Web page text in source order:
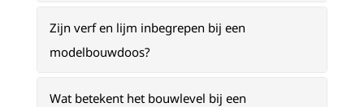
Zijn verf en lijm inbegrepen bij een
modelbouwdoos?
Wat betekent het bouwlevel bij een